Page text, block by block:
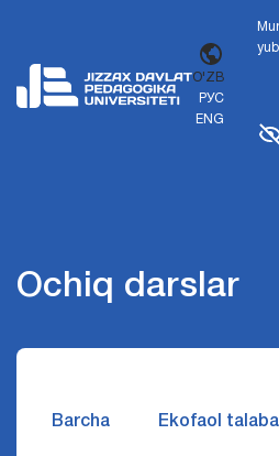
O'ZB
РУС
ENG
Ochiq darslar
Barcha Ekofaol